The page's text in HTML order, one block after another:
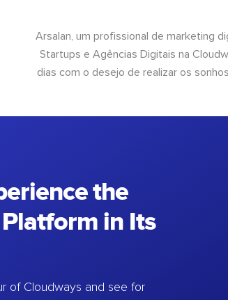
Arsalan, um profissional de marketing
Startups e Agências Digitais na
dias com o desejo de realizar os
the
in Its
of Cloudways and see for